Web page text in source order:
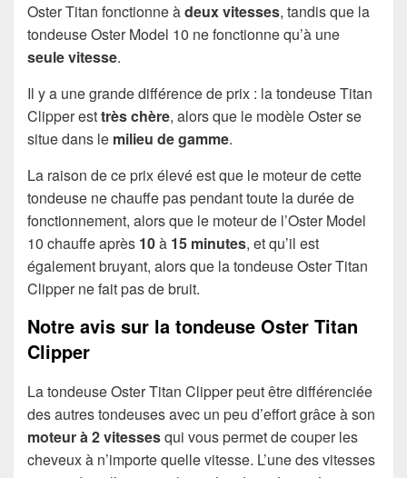
Oster Titan fonctionne àdeux vitesses, tandis que la
tondeuse Oster Model 10 ne fonctionne qu’à une
seule vitesse.
Il y a une grande différence de prix : la tondeuse Titan
Clipper esttrès chère, alors que le modèle Oster se
situe dans le milieu de gamme.
La raison de ce prix élevé est que le moteur de cette
tondeuse ne chauffe pas pendant toute la durée de
fonctionnement, alors que le moteur de l’Oster Model
10 chauffe après 10à 15 minutes, et qu’il est
également bruyant, alors que la tondeuse Oster Titan
Clipper ne fait pas de bruit.
Notre avis sur la tondeuse Oster Titan
Clipper
La tondeuse Oster Titan Clipper peut être différenciée
des autres tondeuses avec un peu d’effort grâce à son
moteur à 2 vitessesqui vous permet de couper les
cheveux à n’importe quelle vitesse. L’une des vitesses